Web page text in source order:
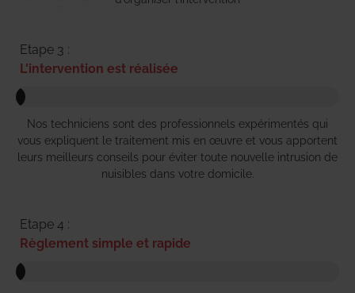
Etape 3 :
L'intervention est réalisée
Nos techniciens sont des professionnels expérimentés qui
vous expliquent le traitement mis en œuvre et vous apportent
leurs meilleurs conseils pour éviter toute nouvelle intrusion de
nuisibles dans votre domicile.
Etape 4 :
Règlement simple et rapide